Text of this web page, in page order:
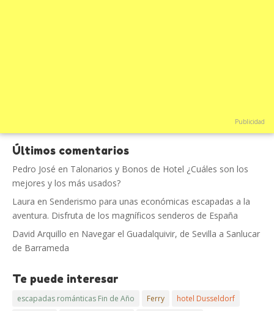
Publicidad
Últimos comentarios
Pedro José en Talonarios y Bonos de Hotel ¿Cuáles son los
mejores y los más usados?
Laura en Senderismo para unas económicas escapadas a la
aventura. Disfruta de los magníficos senderos de España
David Arquillo en Navegar el Guadalquivir, de Sevilla a Sanlucar
de Barrameda
Te puede interesar
escapadas románticas Fin de Año Ferry
hotel Dusseldorf